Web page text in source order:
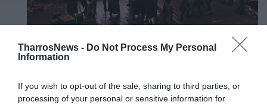
TharrosNews - Do Not Process My Personal
Information
If you wish to opt-out of the sale, sharing to third parties, or
processing of your personal or sensitive information for